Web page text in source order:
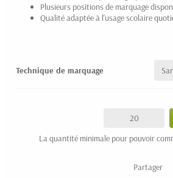
Plusieurs positions de marquage
Qualité adaptée à l'usage scolaire
Technique de marquage
La quantité minimale pour pouvoir
Partager